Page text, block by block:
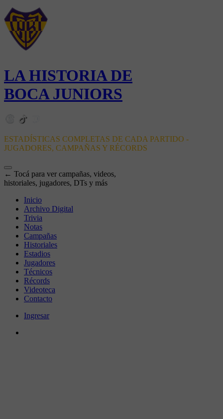
LA HISTORIA DE
BOCA JUNIORS
ESTADÍSTICAS COMPLETAS DE CADA PARTIDO -
JUGADORES, CAMPAÑAS Y RÉCORDS
← Tocá para ver campañas, videos,
historiales, jugadores, DTs y más
Inicio
Archivo Digital
Trivia
Notas
Campañas
Historiales
Estadios
Jugadores
Técnicos
Récords
Videoteca
Contacto
Ingresar